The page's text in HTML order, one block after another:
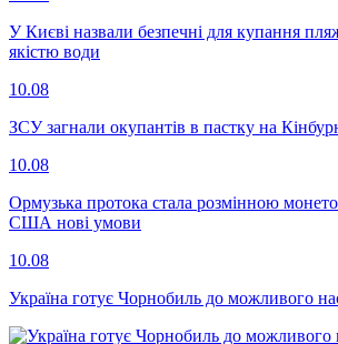
У Києві назвали безпечні для купання
якістю води
10.08
ЗСУ загнали окупантів в пастку на
10.08
Ормузька протока стала розмінною
США нові умови
10.08
Україна готує Чорнобиль до можливого